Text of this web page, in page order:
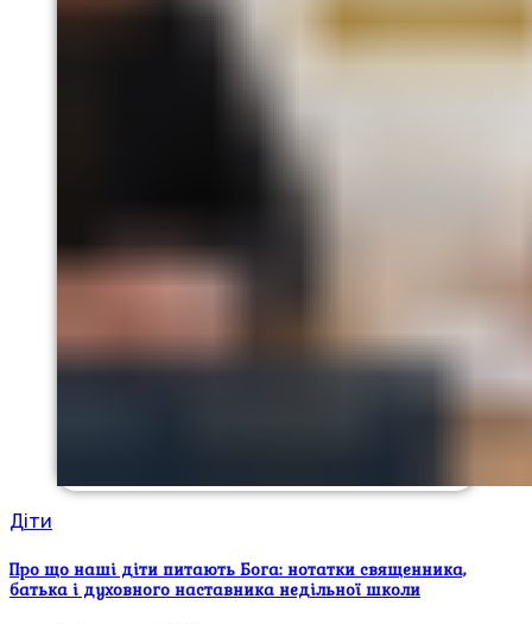
Діти
Про що наші діти питають Бога: нотатки священника,
батька і духовного наставника недільної школи